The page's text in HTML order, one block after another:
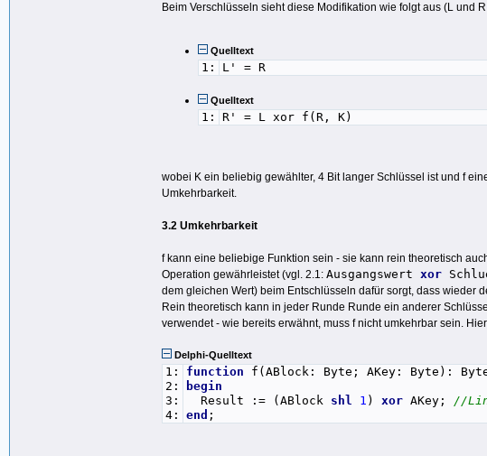
Beim Verschlüsseln sieht diese Modifikation wie folgt aus (L und
Quelltext
1: L' = R
Quelltext
1: R' = L xor f(R, K)
wobei K ein beliebig gewählter, 4 Bit langer Schlüssel ist und f
Umkehrbarkeit.
3.2 Umkehrbarkeit
f kann eine beliebige Funktion sein - sie kann rein theoretisch
Operation gewährleistet (vgl. 2.1: Ausgangswert xor
dem gleichen Wert) beim Entschlüsseln dafür sorgt, dass wieder
Rein theoretisch kann in jeder Runde Runde ein anderer
verwendet - wie bereits erwähnt, muss f nicht umkehrbar sein.
Delphi-Quelltext
1:
2:
3:
4:
function f(ABlock: Byte; AKey: Byte):
begin
Result := (ABlock shl 1 ) xor AKey; //
end ;